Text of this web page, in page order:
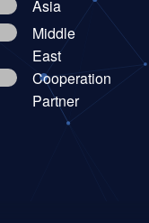
Asia
Middle
East
Cooperation
Partner